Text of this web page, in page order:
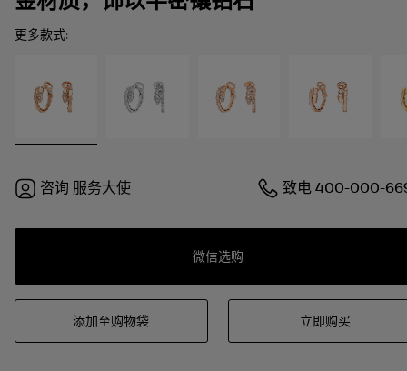
更多款式:
咨询 服务大使 致电400-000-
微信选购
添加至购物袋 立即购买